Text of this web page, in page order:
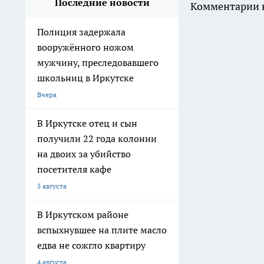
Последние новости
Полиция задержала
вооружённого ножом
мужчину, преследовавшего
школьниц в Иркутске
Вчера
В Иркутске отец и сын
получили 22 года колонии
на двоих за убийство
посетителя кафе
5 августа
В Иркутском районе
вспыхнувшее на плите масло
едва не сожгло квартиру
4 августа
Комментарии